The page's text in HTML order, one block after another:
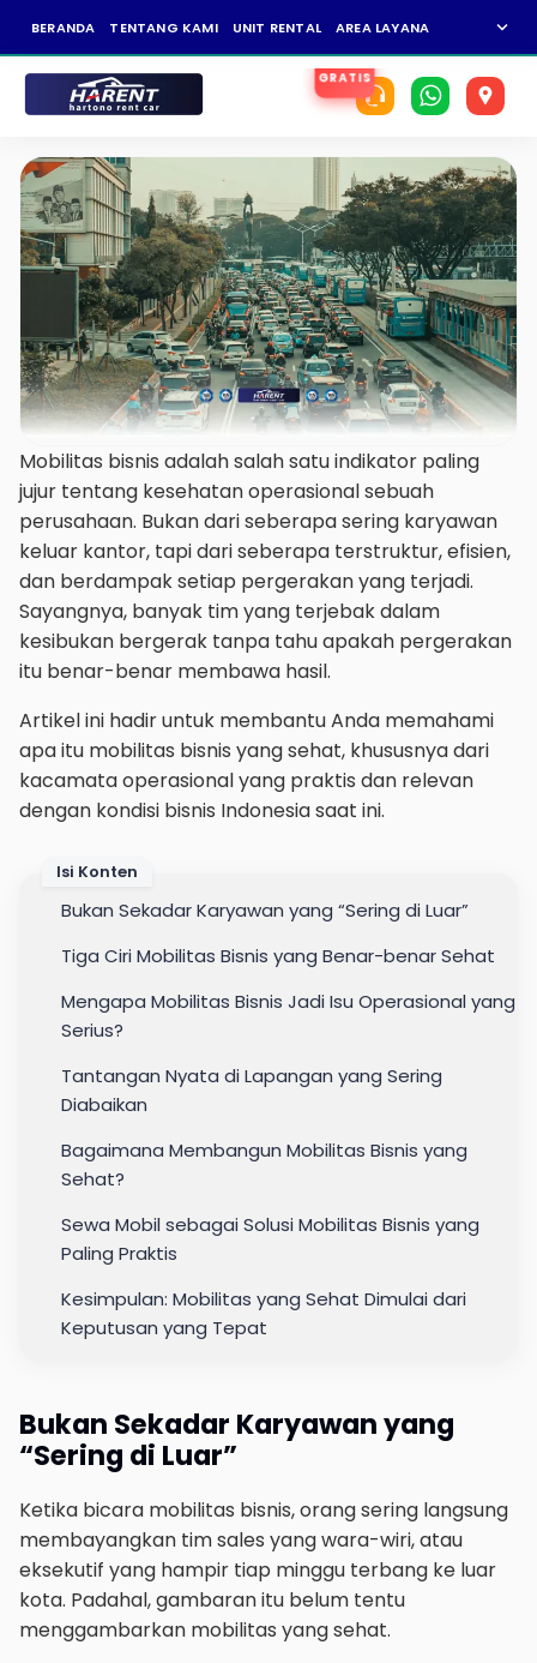
BERANDA TENTANG KAMI UNIT RENTAL AREA LAYANAN expand_more
Mobilitas bisnis adalah salah satu indikator paling
jujur tentang kesehatan operasional sebuah
perusahaan. Bukan dari seberapa sering karyawan
keluar kantor, tapi dari seberapa terstruktur, efisien,
dan berdampak setiap pergerakan yang terjadi.
Sayangnya, banyak tim yang terjebak dalam
kesibukan bergerak tanpa tahu apakah pergerakan
itu benar-benar membawa hasil.
Artikel ini hadir untuk membantu Anda memahami
apa itu mobilitas bisnis yang sehat, khususnya dari
kacamata operasional yang praktis dan relevan
dengan kondisi bisnis Indonesia saat ini.
Isi Konten
Bukan Sekadar Karyawan yang “Sering di Luar”
Tiga Ciri Mobilitas Bisnis yang Benar-benar Sehat
Mengapa Mobilitas Bisnis Jadi Isu Operasional yang
Serius?
Tantangan Nyata di Lapangan yang Sering
Diabaikan
Bagaimana Membangun Mobilitas Bisnis yang
Sehat?
Sewa Mobil sebagai Solusi Mobilitas Bisnis yang
Paling Praktis
Kesimpulan: Mobilitas yang Sehat Dimulai dari
Keputusan yang Tepat
Bukan Sekadar Karyawan yang
“Sering di Luar”
Ketika bicara mobilitas bisnis, orang sering langsung
membayangkan tim sales yang wara-wiri, atau
eksekutif yang hampir tiap minggu terbang ke luar
kota. Padahal, gambaran itu belum tentu
menggambarkan mobilitas yang sehat.